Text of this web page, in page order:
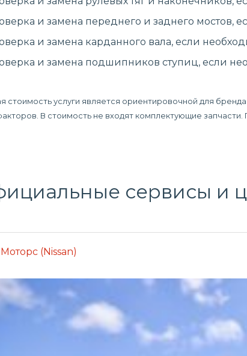
и замена переднего и заднего мостов,
и замена карданного вала, если
и замена подшипников ступиц, если
стоимость услуги является ориентировочной для
В стоимость не входят комплектующие
сервисы и
(Nissan)